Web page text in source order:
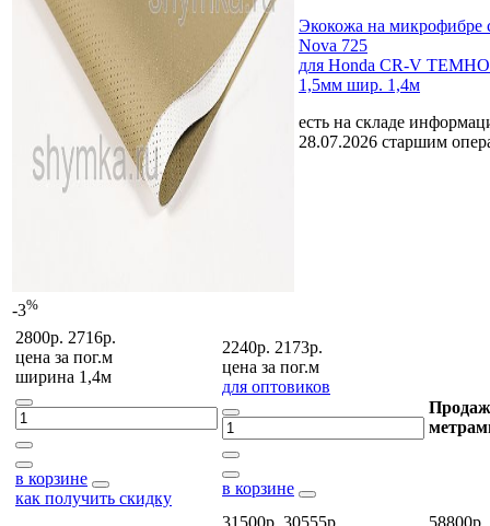
-3%
Экокожа на микрофибре
Nova 725
для Honda CR-V
1,5мм шир. 1,4м
есть на складе
28.07.2026 старшим
2800р. 2716р.
цена за пог.м
ширина 1,4м
в корзине
как получить скидку
2240р. 2173р.
цена за пог.м
для оптовиков
в корзине
31500р. 30555р. 58800р.